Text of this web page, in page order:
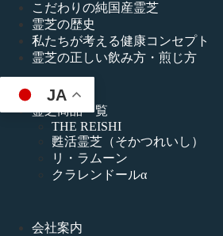
JA
こだわりの純国産霊芝
霊芝の歴史
私たちが考える健康コンセプト
霊芝の正しい飲み方・煎じ方
霊芝商品一覧
THE REISHI
甦活霊芝（そかつれいし）
リ・ラムーン
クラレンドールα
会社案内